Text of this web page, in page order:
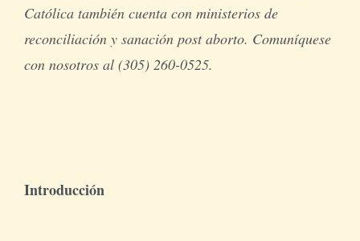
Católica también cuenta con ministerios de
reconciliación y sanación post aborto. Comuníquese
con nosotros al (305) 260-0525.
Introducción